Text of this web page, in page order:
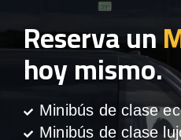
Reserva un
hoy mismo.
Minibús de clase
Minibús de clase